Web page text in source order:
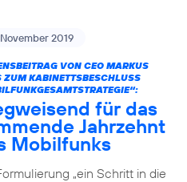
November 2019
VON CEO MARKUS
ZUM KABINETTSBESCHLUSS
für das
Jahrzehnt
Mobilfunks
„ein Schritt in die